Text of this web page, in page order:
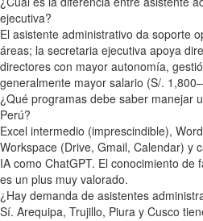
ejecutiva?
El asistente administrativo da soporte
áreas; la secretaria ejecutiva apoya
directores con mayor autonomía,
generalmente mayor salario (S/.
¿Qué programas debe saber manejar
Perú?
Excel intermedio (imprescindible),
Workspace (Drive, Gmail, Calendar) y
IA como ChatGPT. El conocimiento de
es un plus muy valorado.
¿Hay demanda de asistentes
Sí. Arequipa, Trujillo, Piura y Cusco